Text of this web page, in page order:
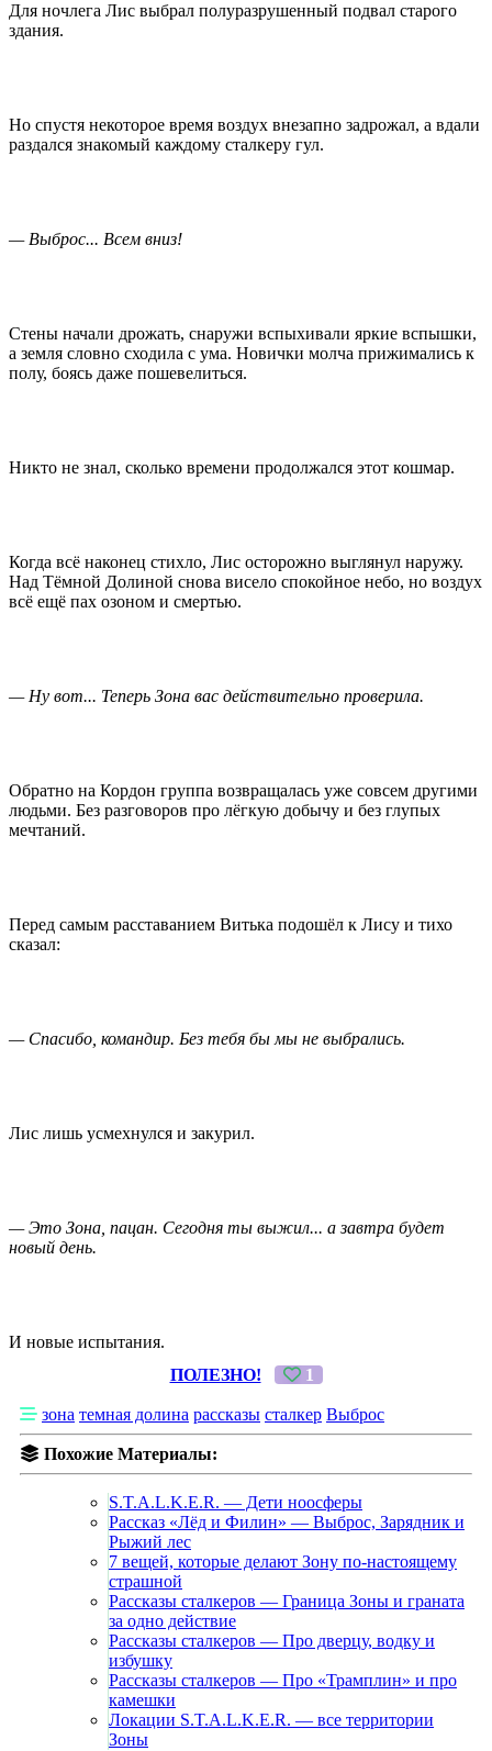
Для ночлега Лис выбрал полуразрушенный подвал старого
здания.
Но спустя некоторое время воздух внезапно задрожал, а вдали
раздался знакомый каждому сталкеру гул.
— Выброс... Всем вниз!
Стены начали дрожать, снаружи вспыхивали яркие вспышки,
а земля словно сходила с ума. Новички молча прижимались к
полу, боясь даже пошевелиться.
Никто не знал, сколько времени продолжался этот кошмар.
Когда всё наконец стихло, Лис осторожно выглянул наружу.
Над Тёмной Долиной снова висело спокойное небо, но воздух
всё ещё пах озоном и смертью.
— Ну вот... Теперь Зона вас действительно проверила.
Обратно на Кордон группа возвращалась уже совсем другими
людьми. Без разговоров про лёгкую добычу и без глупых
мечтаний.
Перед самым расставанием Витька подошёл к Лису и тихо
сказал:
— Спасибо, командир. Без тебя бы мы не выбрались.
Лис лишь усмехнулся и закурил.
— Это Зона, пацан. Сегодня ты выжил... а завтра будет
новый день.
И новые испытания.
ПОЛЕЗНО!
1
зона темная долина рассказы сталкер Выброс
Похожие Материалы:
S.T.A.L.K.E.R. — Дети ноосферы
Рассказ «Лёд и Филин» — Выброс, Зарядник и
Рыжий лес
7 вещей, которые делают Зону по-настоящему
страшной
Рассказы сталкеров — Граница Зоны и граната
за одно действие
Рассказы сталкеров — Про дверцу, водку и
избушку
Рассказы сталкеров — Про «Трамплин» и про
камешки
Локации S.T.A.L.K.E.R. — все территории
Зоны